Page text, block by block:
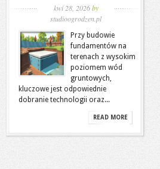
kwi 28, 2026by
studioogrodzen.pl
Przy budowie
fundamentów na
terenach z wysokim
poziomem wód
gruntowych,
kluczowe jest odpowiednie
dobranie technologii oraz...
READ MORE